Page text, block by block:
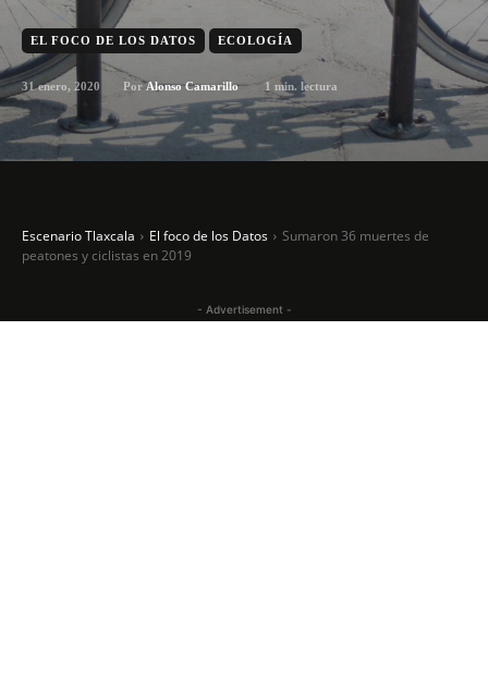
EL FOCO DE LOS DATOS ECOLOGÍA
31 enero, 2020 Por Alonso Camarillo 1 min. lectura
Escenario Tlaxcala El foco de los Datos
Sumaron 36 muertes de
peatones y ciclistas en 2019
- Advertisement -